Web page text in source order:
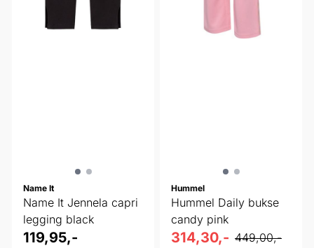
Name It
Name It Jennela capri
legging black
119,95,-
Hummel
Hummel Daily bukse
candy pink
314,30,- 449,00,-